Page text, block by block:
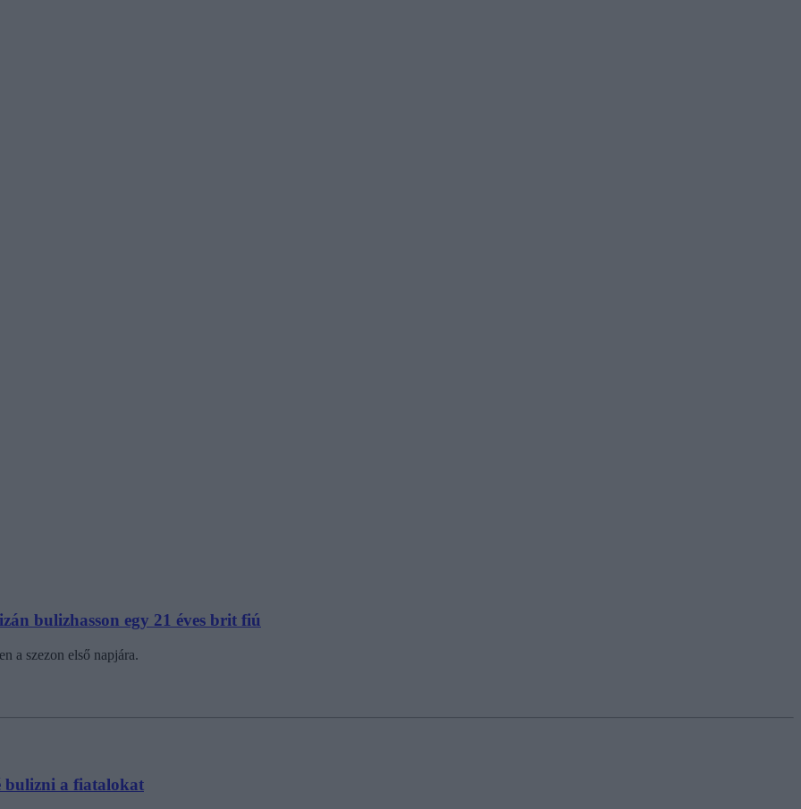
bulizhasson egy 21 éves brit fiú
a szezon első napjára.
bulizni a fiatalokat